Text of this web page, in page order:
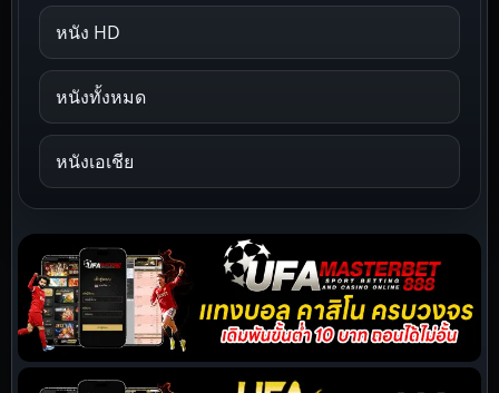
หนัง HD
หนังทั้งหมด
หนังเอเชีย